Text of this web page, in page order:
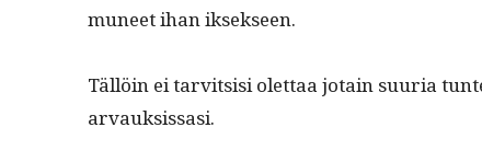
muneet ihan iksekseen.
Täl­löin ei tarvit­sisi olet­taa jotain suuria
arvauksissasi.